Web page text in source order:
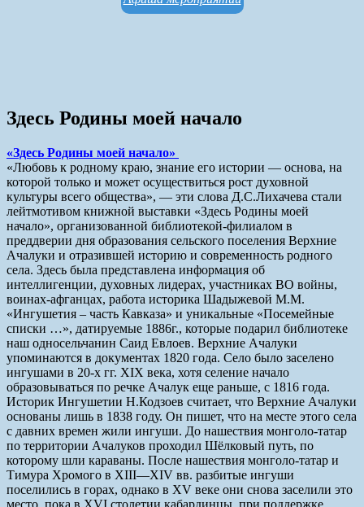
Здесь Родины моей начало
«Здесь Родины моей начало»
«Любовь к родному краю, знание его истории — основа, на
которой только и может осуществиться рост духовной
культуры всего общества», — эти слова Д.С.Лихачева стали
лейтмотивом книжной выставки «Здесь Родины моей
начало», организованной библиотекой-филиалом в
преддверии дня образования сельского поселения Верхние
Ачалуки и отразившей историю и современность родного
села. Здесь была представлена информация об
интеллигенции, духовных лидерах, участниках ВО войны,
воинах-афганцах, работа историка Шадыжевой М.М.
«Ингушетия – часть Кавказа» и уникальные «Посемейные
списки …», датируемые 1886г., которые подарил библиотеке
наш односельчанин Саид Евлоев. Верхние Ачалуки
упоминаются в документах 1820 года. Село было заселено
ингушами в 20-х гг. XIX века, хотя селение начало
образовываться по речке Ачалук еще раньше, с 1816 года.
Историк Ингушетии Н.Кодзоев считает, что Верхние Ачалуки
основаны лишь в 1838 году. Он пишет, что на месте этого села
с давних времен жили ингуши. До нашествия монголо-татар
по территории Ачалуков проходил Шёлковый путь, по
которому шли караваны. После нашествия монголо-татар и
Тимура Хромого в XIII—XIV вв. разбитые ингуши
поселились в горах, однако в XV веке они снова заселили это
место, пока в XVI столетии кабардинцы, при поддержке